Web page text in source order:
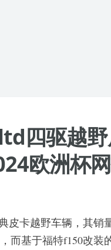
四驱越
欧洲杯
皮卡越野车辆，其
而基于福特f150改装